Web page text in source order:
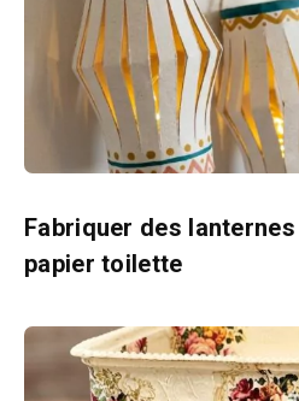
Fabriquer des
papier toilette